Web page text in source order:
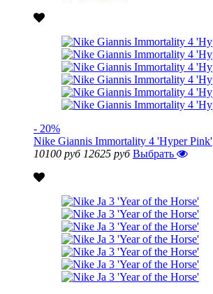
- 20%
Nike Giannis Immortality 4 'Hyper Pink'
10100 руб 12625 руб Выбрать